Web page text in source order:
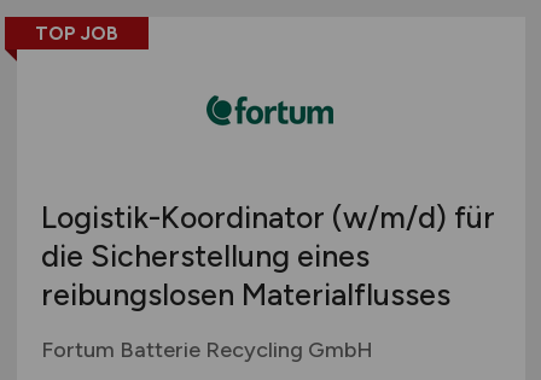
TOP JOB
Logistik-Koordinator (w/m/d) für
die Sicherstellung eines
reibungslosen Materialflusses
Fortum Batterie Recycling GmbH